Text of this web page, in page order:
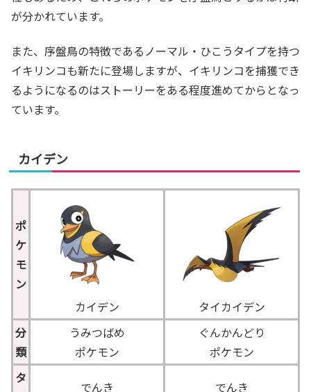
が分かれています。
また、序盤鳥の特徴であるノーマル・ひこうタイプを持つ
イキリンコも新たに登場しますが、イキリンコを捕獲でき
るようになるのはストーリーをある程度進めてからとなっ
ています。
カイデン
ポ
ケ
モ
ン
カイデン
タイカイデン
分
類
うみつばめ
ポケモン
ぐんかんどり
ポケモン
タ
でんき
でんき